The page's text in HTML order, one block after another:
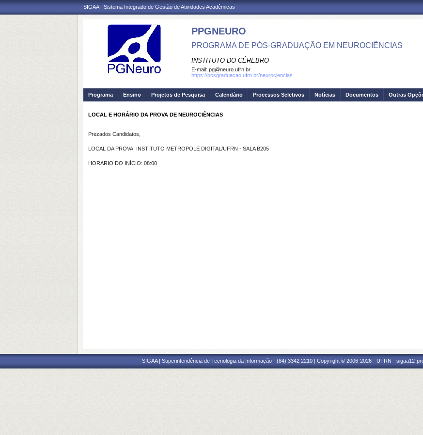
SIGAA - Sistema Integrado de Gestão de Atividades Acadêmicas
PPGNEURO
PROGRAMA DE PÓS-GRADUAÇÃO EM NEUROCIÊNCIAS
INSTITUTO DO CÉREBRO
E-mail: pg@neuro.ufrn.br
https://posgraduacao.ufrn.br/neurociencias
Programa Ensino Projetos de Pesquisa Calendário Processos Seletivos Notícias Documentos Outras
LOCAL E HORÁRIO DA PROVA DE NEUROCIÊNCIAS
Prezados Candidatos,
LOCAL DA PROVA: INSTITUTO METROPOLE DIGITAL/UFRN - SALA B205
HORÁRIO DO INÍCIO: 08:00
SIGAA | Superintendência de Tecnologia da Informação - (84) 3342 2210 | Copyright © 2006-2026 - UFRN - sigaa12-